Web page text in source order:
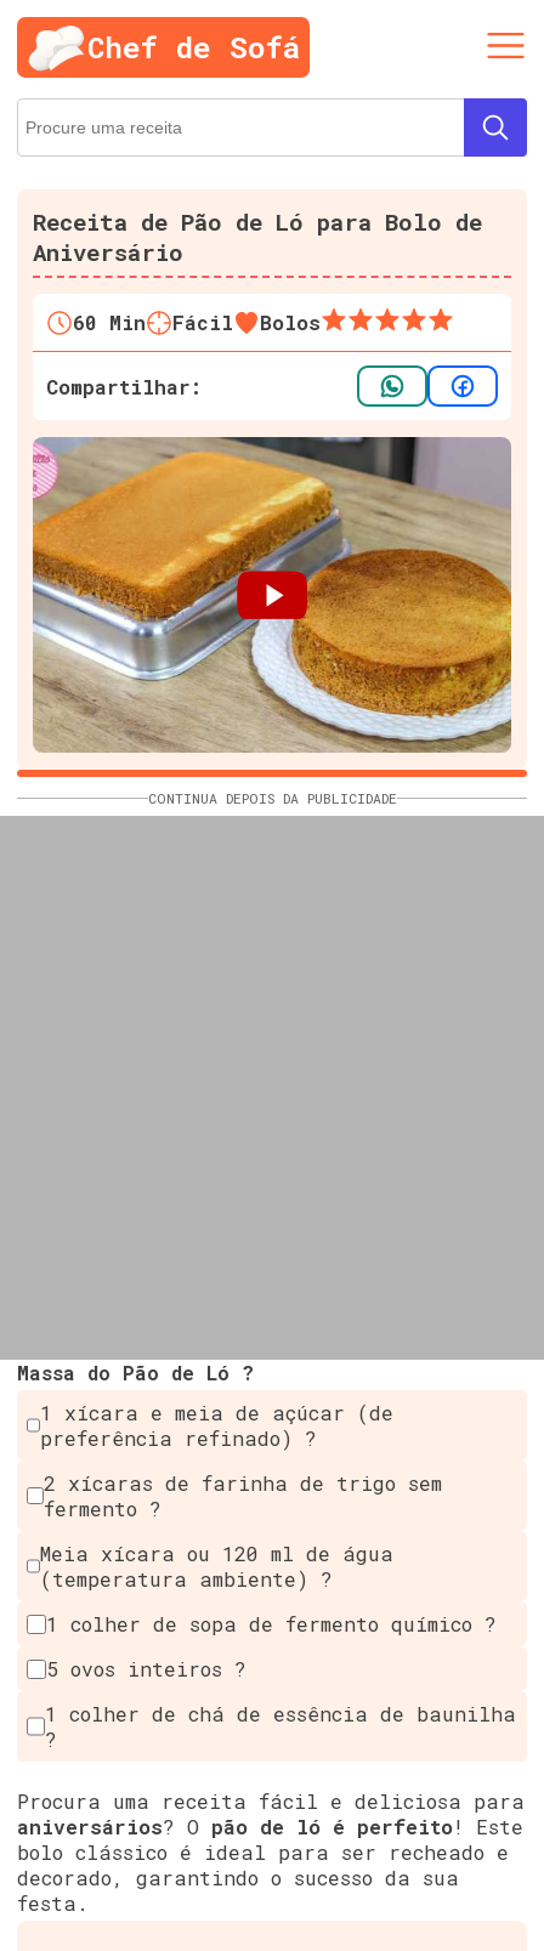
Chef de Sofá
Receita de Pão de Ló para Bolo de
Aniversário
60 Min Fácil Bolos
Compartilhar:
CONTINUA DEPOIS DA PUBLICIDADE
Massa do Pão de Ló ?
1 xícara e meia de açúcar (de
preferência refinado) ?
2 xícaras de farinha de trigo sem
fermento ?
Meia xícara ou 120 ml de água
(temperatura ambiente) ?
1 colher de sopa de fermento químico ?
5 ovos inteiros ?
1 colher de chá de essência de baunilha
?
Procura uma receita fácil e deliciosa para
aniversários? O pão de ló é perfeito! Este
bolo clássico é ideal para ser recheado e
decorado, garantindo o sucesso da sua
festa.